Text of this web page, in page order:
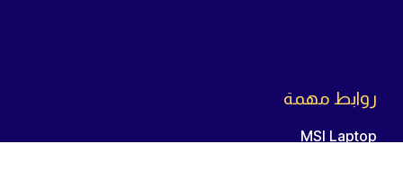
روابط مهمة
MSI Laptop